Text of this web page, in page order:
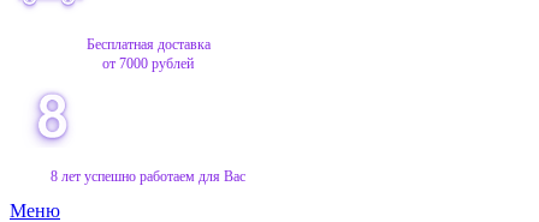
Бесплатная доставка
от 7000 рублей
8 лет успешно работаем для Вас
Меню